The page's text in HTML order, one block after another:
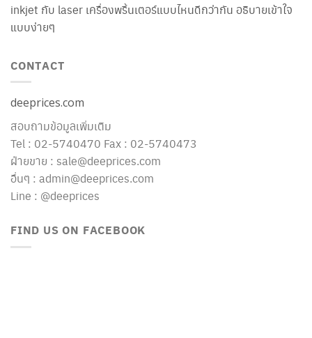
inkjet กับ laser เครื่องพริ้นเตอร์แบบไหนดีกว่ากัน อธิบายเข้าใจ
แบบง่ายๆ
CONTACT
deeprices.com
สอบถามข้อมูลเพิ่มเติม
Tel : 02-5740470 Fax : 02-5740473
ฝ่ายขาย : sale@deeprices.com
อื่นๆ : admin@deeprices.com
Line : @deeprices
FIND US ON FACEBOOK